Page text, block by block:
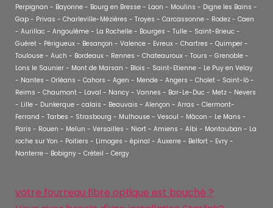
Perpignan - Bayonne - Bourg en Bresse - Laon - Moulins - Digne les Bains -
Gap - Privas - Charleville-Mézières - Troyes - Carcassonne - Rodez - Caen
- Aurillac - Angoulême - La Rochelle - Bourges - Tulle - Saint-Brieuc -
Guéret - Périgueux - Besançon - Valence - Evreux - Chartres - Quimper -
Toulouse - Auch - Bordeaux - Rennes - Chateauroux - Tours - Grenoble -
Lons le Saunier - Mont de Marsan - Blois - Saint-Etienne - Le Puy en Velay
- Nantes - Orléans - Cahors - Agen - Mende - Angers - Cholet - Saint-lô -
Reims - Chaumont - Laval - Nancy - Vannes - Bar-Le-Duc - Metz - Nevers
- Lille - Dunkerque - calais - Beauvais - Alençon - Arras - Clermont-
Ferrand - Tarbes - Strasbourg - Mulhouse - Vesoul - Mâcon - Le Mans -
Paris - Rouen - Melun - Versailles - Niort - Amiens - Albi - Montauban - La
roche sur Yon - Poitiers - Limoges - épinal - Auxerre - Belfort - Evry -
Nanterre - Bobigny - Créteil - Cergy
votre fourreau fibre optique est bouché ?